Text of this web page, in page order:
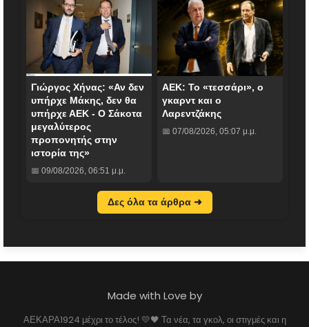
Γιώργος Χήνας: «Αν δεν
υπήρχε Μάκης, δεν θα
υπήρχε ΑΕΚ - Ο Σάκοτα
μεγαλύτερος
προπονητής στην
ιστορία της»
📅 09/08/2026, 06:51 μ.μ.
ΑΕΚ: Το «τεσσάρι», ο
γκαρντ και ο
Λαρεντζάκης
📅 07/08/2026, 05:07 μ.μ.
Δες όλα τα άρθρα ➜
Made with Love by
ΑΕΚΑΡΑ1924 μέχρι το τέλος! 💛🖤 Τα νέα, τα γκολ, οι στιγμές και η